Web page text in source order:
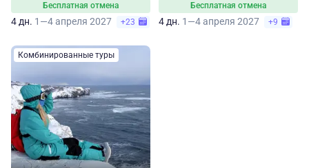
Бесплатная отмена
4 дн. 1—4 апреля 2027 +23
Бесплатная отмена
4 дн. 1—4 апреля 2027 +9
Комбинированные туры